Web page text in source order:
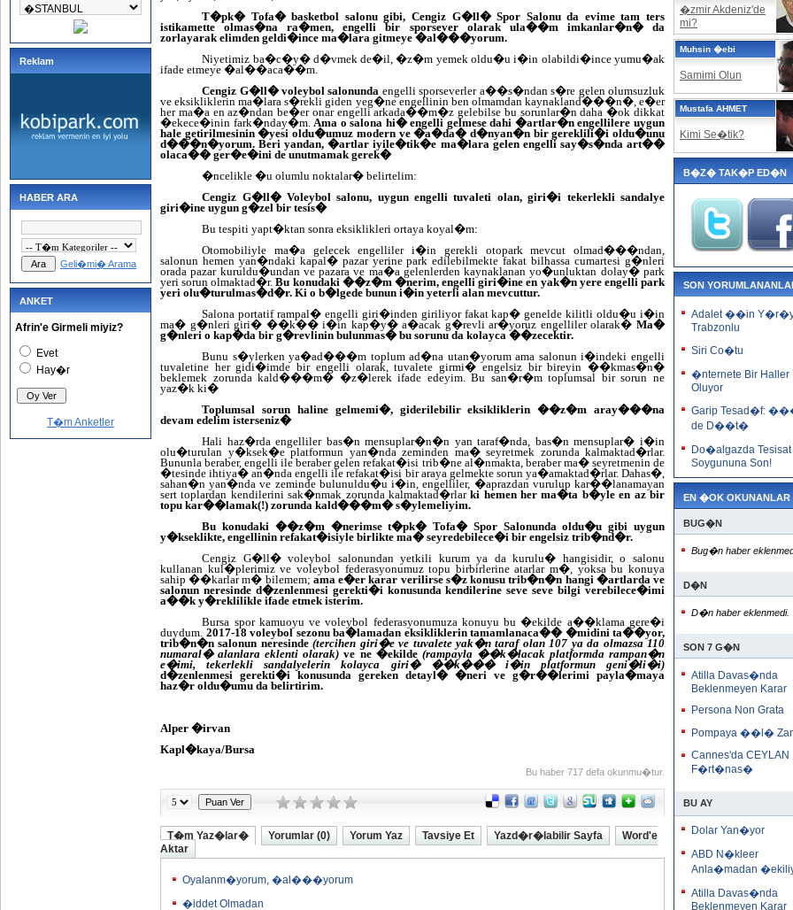
Reklam
HABER ARA
Geli�mi� Arama
ANKET
Afrin'e Girmeli miyiz?
Evet
Hay�r
T�m Anketler
T�pk� Tofa� basketbol salonu gibi, Cengiz G�ll� Spor Salonu da evime tam ters
istikamette olmas�na ra�men, engelli bir sporsever olarak ula��m imkanlar�n� da
zorlayarak elimden geldi�ince ma�lara gitmeye �al���yorum.
Niyetimiz ba�c�y� d�vmek de�il, �z�m yemek oldu�u i�in olabildi�ince yumu�ak
ifade etmeye �al��aca��m.
Cengiz G�ll� voleybol salonunda engelli sporseverler a��s�ndan s�re gelen olumsuzluk
ve eksikliklerin ma�lara s�rekli giden yeg�ne engellinin ben olmamdan kaynakland���n�, e�er
her ma�a en az�ndan be�er onar engelli arkada��m�z gelebilse bu sorunlar�n daha �ok dikkat
�ekece�inin fark�nday�m.Ama o salona hi� engelli gelmese dahi �artlar�n engellilere uygun
hale getirilmesinin �yesi oldu�umuz modern ve �a�da� d�nyan�n bir gereklili�i oldu�unu
d���n�yorum. Beri yandan, �artlar iyile�tik�e ma�lara gelen engelli say�s�nda art��
olaca�� ger�e�ini de unutmamak gerek�
�ncelikle �u olumlu noktalar� belirtelim:
Cengiz G�ll� Voleybol salonu, uygun engelli tuvaleti olan, giri�i tekerlekli sandalye
giri�ine uygun g�zel bir tesis�
Bu tespiti yapt�ktan sonra eksiklikleri ortaya koyal�m:
Otomobiliyle ma�a gelecek engelliler i�in gerekli otopark mevcut olmad���ndan,
salonun hemen yan�ndaki kapal� pazar yerine park edilebilmekte fakat bilhassa cumartesi g�nleri
orada pazar kuruldu�undan ve pazara ve ma�a gelenlerden kaynaklanan yo�unluktan dolay� park
yeri sorun olmaktad�r. Bu konudaki ��z�m �nerim, engelli giri�ine en yak�n yere engelli park
yeri olu�turulmas�d�r. Ki o b�lgede bunun i�in yeterli alan mevcuttur.
Salona portatif rampal� engelli giri�inden giriliyor fakat kap� genelde kilitli oldu�u i�in
ma� g�nleri giri� ��k�� i�in kap�y� a�acak g�revli ar�yoruz engelliler olarak� Ma�
g�nleri o kap�da bir g�revlinin bulunmas� bu sorunu da kolayca ��zecektir.
Bunu s�ylerken ya�ad���m toplum ad�na utan�yorum ama salonun i�indeki engelli
tuvaletine her gidi�imde bir engelli olarak, tuvalete girmi� engelsiz bir bireyin ��kmas�n�
beklemek zorunda kald���m� �z�lerek ifade edeyim. Bu san�r�m toplumsal bir sorun ne
yaz�k ki�
Toplumsal sorun haline gelmemi�, giderilebilir eksikliklerin ��z�m aray���na
devam edelim isterseniz�
Hali haz�rda engelliler bas�n mensuplar�n�n yan taraf�nda, bas�n mensuplar� i�in
olu�turulan y�ksek�e platformun yan�nda zeminden ma� seyretmek zorunda kalmaktad�rlar.
Bununla beraber, engelli ile beraber gelen refakat�isi trib�ne al�nmakta, beraber ma� seyretmenin de
�tesinde ihtiya� an�nda engelli ile refakat�isi bir araya gelmekte sorun ya�amaktad�rlar. Dahas�,
sahan�n yan�nda ve zeminde bulunuldu�u i�in, engelliler, �aprazdan vurulup kar��lanamayan
sert toplardan kendilerini sak�nmak zorunda kalmaktad�rlarki hemen her ma�ta b�yle en az bir
topu kar��lamak(!) zorunda kald���m� s�ylemeliyim.
Bu konudaki ��z�m �nerimse t�pk� Tofa� Spor Salonunda oldu�u gibi uygun
y�kseklikte, engellinin refakat�isiyle birlikte ma� seyredebilece�i bir engelsiz trib�nd�r.
Cengiz G�ll� voleybol salonundan yetkili kurum ya da kurulu� hangisidir, o salonu
kullanan kul�plerimiz ve voleybol federasyonumuz topu birbirlerine atarlar m�, yoksa bu konuya
sahip ��karlar m� bilemem; ama e�er karar verilirse s�z konusu trib�n�n hangi �artlarda ve
salonun neresinde d�zenlenmesi gerekti�i konusunda kendilerine seve seve bilgi verebilece�imi
a��k y�reklilikle ifade etmek isterim.
Bursa spor kamuoyu ve voleybol federasyonumuza konuyu bu �ekilde a��klama gere�i
duydum. 2017-18 voleybol sezonu ba�lamadan eksikliklerin tamamlanaca�� �midini ta��yor,
trib�n�n salonun neresinde(tercihen giri�e ve tuvalete yak�n taraf olan 107 ya da olmazsa 110
numaral� alanlara eklenti olarak) ve ne �ekilde (rampayla ��k�lacak platformda rampan�n
e�imi, tekerlekli sandalyelerin kolayca giri� ��k��� i�in platformun geni�li�i)
d�zenlenmesi gerekti�i konusunda gereken detayl� �neri ve g�r��lerimi payla�maya
haz�r oldu�umu da belirtirim.
Alper �irvan
Kapl�kaya/Bursa
Bu haber 717 defa okunmu�tur.
T�m Yaz�lar� Yorumlar (0) Yorum Yaz Tavsiye Et Yazd�r�labilir Sayfa
Word'e
Aktar
Oyalanm�yorum, �al���yorum
�iddet Olmadan
�zmir Akdeniz'de
mi?
Muhsin �ebi
Samimi Olun
Mustafa AHMET
Kimi Se�tik?
B�Z� TAK�P ED�N
SON
Adalet ��in
Trabzonlu
Siri Co�tu
�nternete Bir Haller
Oluyor
Garip Tesad�f:
de D��t�
Do�algazda Tesisat
Soygununa Son!
EN �OK OKUNANLAR
BUG�N
Bug�n haber
D�N
D�n haber eklenmedi.
SON 7 G�N
Atilla Davas�nda
Beklenmeyen Karar
Persona Non Grata
Pompaya ��l�
Cannes'da CEYLAN
F�rt�nas�
BU AY
Dolar Yan�yor
ABD N�kleer
Anla�madan
Atilla Davas�nda
Beklenmeyen Karar